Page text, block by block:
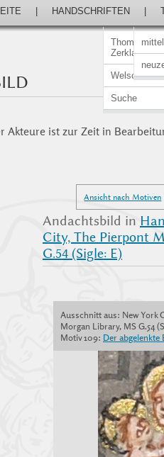
Thomasin
Zerklaere
Welscher
Suche
HANDSCHRIFTEN
Akteure ist zur Zeit in
Ansicht nach Motiven
Andachtsbild in
City, The Pierpont
G.54 (Sigle: E)
Ausschnitt aus: New York
Morgan Library, MS G.54
Motiv 109: Der abgelenkte